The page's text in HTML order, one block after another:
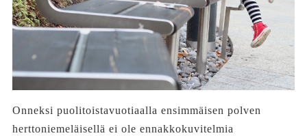
Onneksi puolitoistavuotiaalla ensimmäisen polven
herttoniemeläisellä ei ole ennakkokuvitelmia